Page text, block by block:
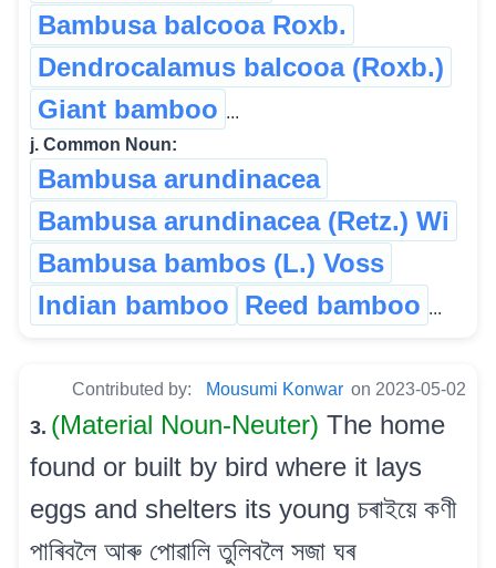
Bambusa balcooa Roxb.
Dendrocalamus balcooa (Roxb.)
Giant bamboo ...
j. Common Noun:
Bambusa arundinacea
Bambusa arundinacea (Retz.) Wi
Bambusa bambos (L.) Voss
Indian bamboo Reed bamboo ...
Contributed by: Mousumi Konwar on 2023-05-02
3. (Material Noun-Neuter) The home
found or built by bird where it lays
eggs and shelters its young চৰাইয়ে কণী
পাৰিবলৈ আৰু পোৱালি তুলিবলৈ সজা ঘৰ